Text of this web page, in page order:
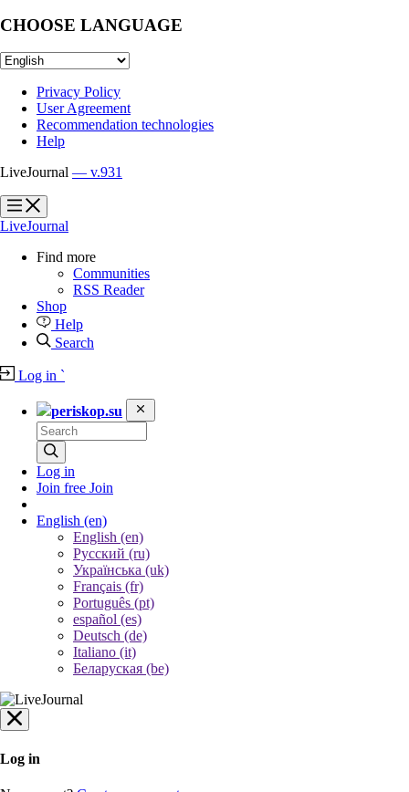
CHOOSE LANGUAGE
Privacy Policy
User Agreement
Recommendation technologies
Help
LiveJournal — v.931
?
?
LiveJournal
Find more
Communities
RSS Reader
Shop
Help
Search
Log in `
periskop.su
Log in
Join free Join
English (en)
English (en)
Русский (ru)
Українська (uk)
Français (fr)
Português (pt)
español (es)
Deutsch (de)
Italiano (it)
Беларуская (be)
Log in